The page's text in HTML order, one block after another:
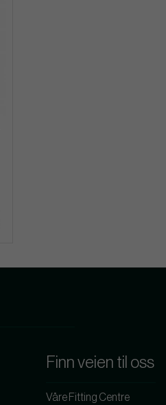
Finn veien til oss
Våre Fitting Centre